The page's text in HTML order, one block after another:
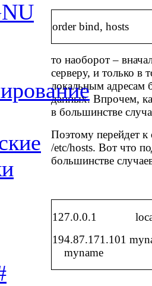
order bind, hosts
то наоборот –
серверу, и только в
локальным адресам
данных. Впрочем,
в большинстве
Поэтому перейдет
/etc/hosts. Вот что
большинстве
127.0.0.1
194.87.171.101
myname